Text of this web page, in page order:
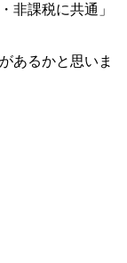
非課税に共通」
あるかと思いま